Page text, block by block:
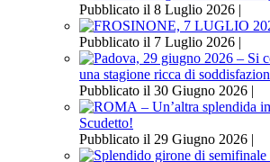
Pubblicato il 8 Luglio 2026 |
Pubblicato il 7 Luglio 2026 |
una stagione ricca di soddisfazion
Pubblicato il 30 Giugno 2026 |
Scudetto!
Pubblicato il 29 Giugno 2026 |